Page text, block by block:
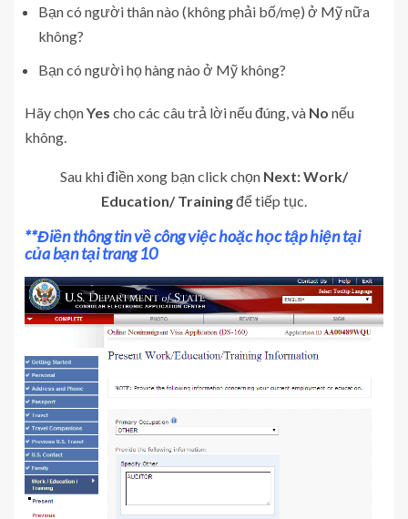
Bạn có người thân nào (không phải bố/mẹ) ở Mỹ nữa
không?
Bạn có người họ hàng nào ở Mỹ không?
Hãy chọnYes cho các câu trả lời nếu đúng, và No nếu
không.
Sau khi điền xong bạn click chọn Next: Work/
Education/ Trainingđể tiếp tục.
**Điền thông tin về công việc hoặc học tập hiện tại
của bạn tại trang 10